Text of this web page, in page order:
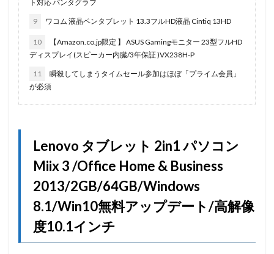
ト対応 パンタグラフ
9 ワコム 液晶ペンタブレット 13.3フルHD液晶 Cintiq 13HD
10
【Amazon.co.jp限定 】 ASUS Gamingモニター 23型フルHD
ディスプレイ(スピーカー内臓/3年保証 )VX238H-P
11
瞬殺してしまうタイムセール参加はほぼ「プライム会員」
が必須
Lenovo タブレット 2in1 パソコン
Miix 3 /Office Home & Business
2013/2GB/64GB/Windows
8.1/Win10無料アップデート/高解像
度10.1インチ